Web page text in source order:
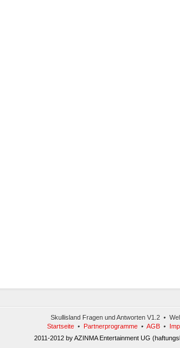
Skullisland Fragen und Antworten V1.2 •
Startseite• Partnerprogramme• AGB•
2011-2012 by AZINMA Entertainment UG